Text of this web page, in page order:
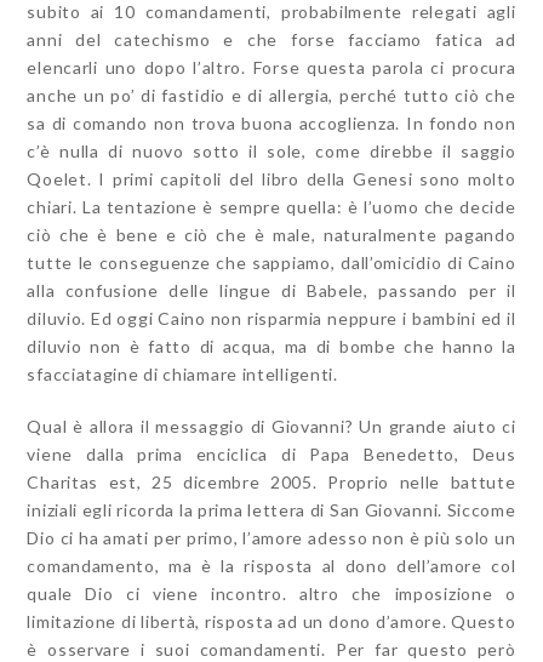
subito ai 10 comandamenti, probabilmente relegati agli
anni del catechismo e che forse facciamo fatica ad
elencarli uno dopo l’altro. Forse questa parola ci procura
anche un po’ di fastidio e di allergia, perché tutto ciò che
sa di comando non trova buona accoglienza. In fondo non
c’è nulla di nuovo sotto il sole, come direbbe il saggio
Qoelet. I primi capitoli del libro della Genesi sono molto
chiari. La tentazione è sempre quella: è l’uomo che decide
ciò che è bene e ciò che è male, naturalmente pagando
tutte le conseguenze che sappiamo, dall’omicidio di Caino
alla confusione delle lingue di Babele, passando per il
diluvio. Ed oggi Caino non risparmia neppure i bambini ed il
diluvio non è fatto di acqua, ma di bombe che hanno la
sfacciatagine di chiamare intelligenti.
Qual è allora il messaggio di Giovanni? Un grande aiuto ci
viene dalla prima enciclica di Papa Benedetto, Deus
Charitas est, 25 dicembre 2005. Proprio nelle battute
iniziali egli ricorda la prima lettera di San Giovanni. Siccome
Dio ci ha amati per primo, l’amore adesso non è più solo un
comandamento, ma è la risposta al dono dell’amore col
quale Dio ci viene incontro. altro che imposizione o
limitazione di libertà, risposta ad un dono d’amore. Questo
è osservare i suoi comandamenti. Per far questo però